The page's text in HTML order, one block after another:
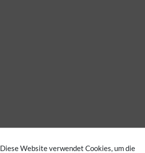
Diese Website verwendet Cookies, um die